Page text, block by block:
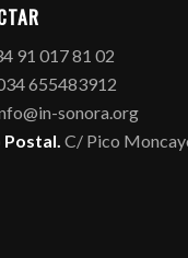
91 017 81 02
655483912
sonora.org
C/ Pico